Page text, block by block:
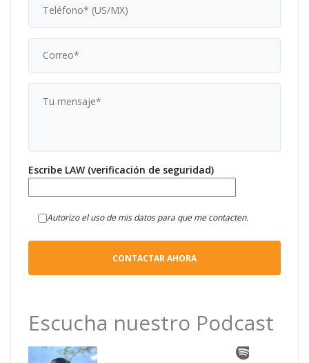
Escribe LAW (verificación de seguridad)
Autorizo el uso de mis datos para que me contacten.
Escucha nuestro Podcast